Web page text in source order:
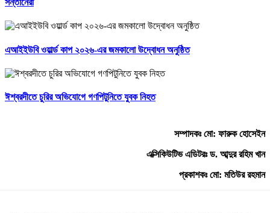
সন্তানেরা
এআইইউবি ওয়ার্ল্ড কাপ ২০২৬-এর জমকালো উদ্বোধন অনুষ্ঠিত
ঈশ্বরদীতে চুরির অভিযোগে গণপিটুনিতে যুবক নিহত
সম্পাদকঃ মো: ফারুক হোসেইন
এক্সিকিউটিভ এডিটরঃ ড. আব্দুর রহিম খান
প্রকাশকঃ মো: মতিউর রহমান